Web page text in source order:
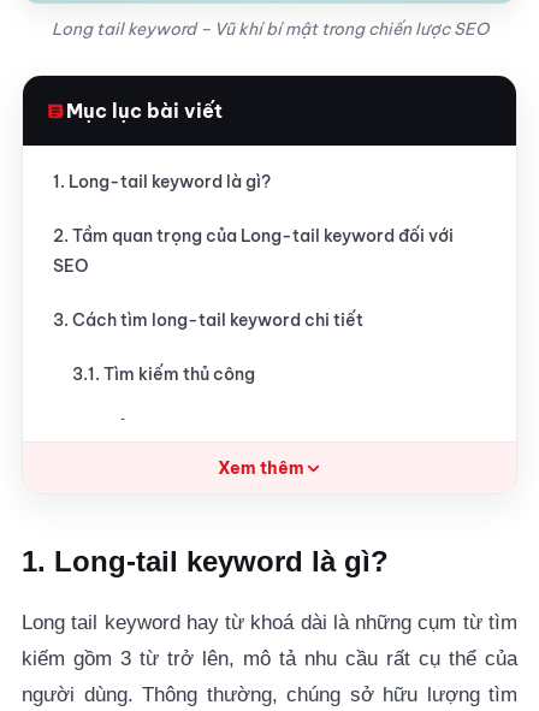
Long tail keyword – Vũ khí bí mật trong chiến lược SEO
Mục lục bài viết
1. Long-tail keyword là gì?
2. Tầm quan trọng của Long-tail keyword đối với
SEO
3. Cách tìm long-tail keyword chi tiết
3.1. Tìm kiếm thủ công
3.2. Sử dụng công cụ
4. Cách sử dụng long-tail keyword hiệu quả
keyword
4.2. Chèn các long-tail keyword vào nội dung bài
viết có sẵn
4.3. Tận dụng biến thể của từ khoá Longtail
Xem thêm
1. Long-tail keyword là gì?
Long tail keyword hay từ khoá dài là những cụm từ tìm
kiếm gồm 3 từ trở lên, mô tả nhu cầu rất cụ thể của
người dùng. Thông thường, chúng sở hữu lượng tìm